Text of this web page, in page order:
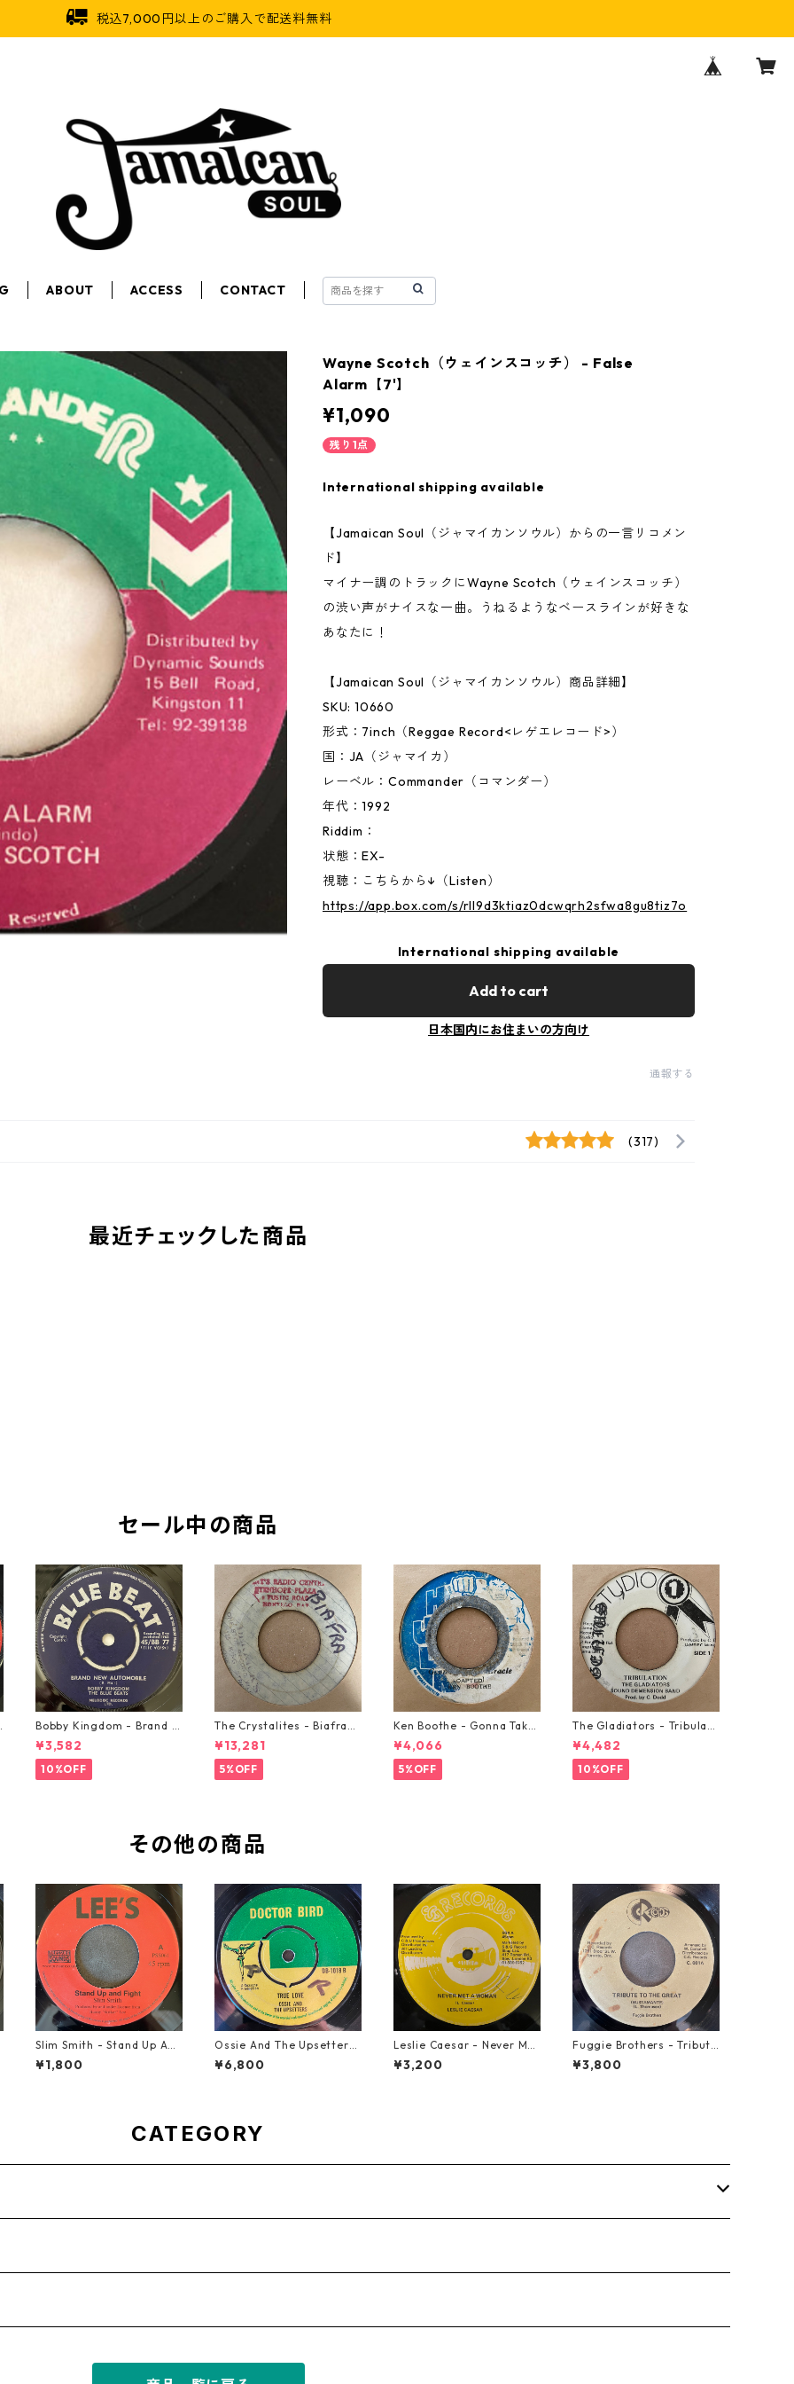
税込7,000円以上のご購入で配送料無料
ABOUT ACCESS CONTACT
Wayne Scotch（ウェインスコッチ） - False
Alarm【7'】
¥1,090
残り1点
International shipping available
【Jamaican Soul（ジャマイカンソウル）からの一言リコメン
ド】
マイナー調のトラックにWayne Scotch（ウェインスコッチ）
の渋い声がナイスな一曲。うねるようなベースラインが好きな
あなたに！
【Jamaican Soul（ジャマイカンソウル）商品詳細】
SKU: 10660
形式：7inch（Reggae Record<レゲエレコード>）
国：JA（ジャマイカ）
レーベル：Commander（コマンダー）
年代：1992
Riddim：
状態：EX-
視聴：こちらから↓（Listen）
https://app.box.com/s/rll9d3ktiaz0dcwqrh2sfwa8gu8tiz7o
International shipping available
Add to cart
日本国内にお住まいの方向け
通報する
(317)
最近チェックした商品
セール中の商品
Bobby Kingdom - Brand N
ew Automobile【7-2088
9】
¥3,582
10%OFF
The Crystalites - Biafra
【7-21293】
¥13,281
5%OFF
Ken Boothe - Gonna Take
A Miracle【7-21362】
¥4,066
5%OFF
The Gladiators - Tribulati
on【7-21365】
¥4,482
10%OFF
その他の商品
Slim Smith - Stand Up And
Fight 【7-21832】
¥1,800
Ossie And The Upsetters
- True Love【7-22000】
¥6,800
Leslie Caesar - Never Met
A Woman【12-50067】
¥3,200
Fuggie Brothers - Tribute
To The Great【7-21765】
¥3,800
CATEGORY